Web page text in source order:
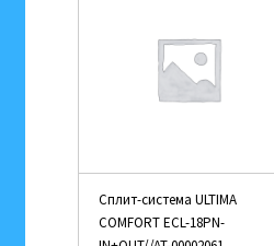
Сплит-система ULTIMA
COMFORT ECL-18PN-